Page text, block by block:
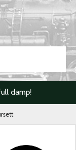
damp!